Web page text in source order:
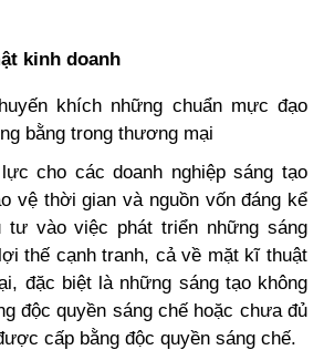
kinh doanh
khích những chuẩn mực đạo
bằng trong thương mại
cho các doanh nghiệp sáng tạo
vệ thời gian và nguồn vốn đáng kể
tư vào việc phát triển những sáng
thế cạnh tranh, cả về mặt kĩ thuật
đặc biệt là những sáng tạo không
độc quyền sáng chế hoặc chưa đủ
cấp bằng độc quyền sáng chế.